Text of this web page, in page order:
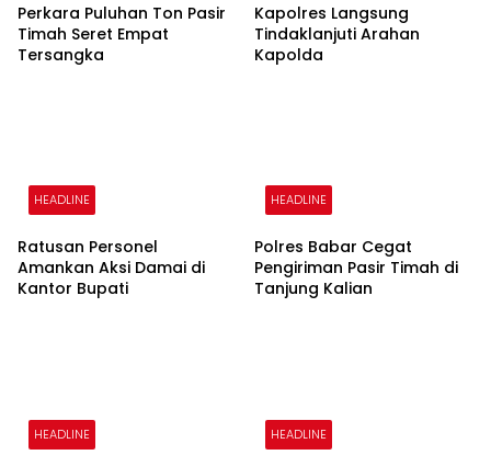
Perkara Puluhan Ton Pasir
Timah Seret Empat
Tersangka
Kapolres Langsung
Tindaklanjuti Arahan
Kapolda
HEADLINE
Ratusan Personel
Amankan Aksi Damai di
Kantor Bupati
HEADLINE
Polres Babar Cegat
Pengiriman Pasir Timah di
Tanjung Kalian
HEADLINE HEADLINE